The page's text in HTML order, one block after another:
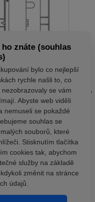
znáte (souhlas
bylo co nejlepší
rychle našli to, co
se vám
Abyste web viděli
nemuseli se pokaždé
souhlas se
souborů, které
Stisknutím tlačítka
cookies tak, abychom
služby na základě
změnit na stránce
údajů.